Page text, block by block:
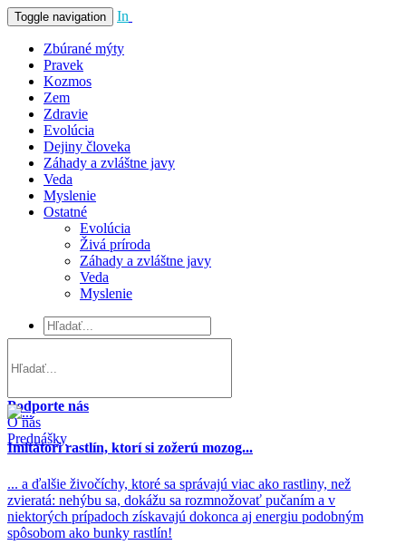
Toggle navigation In
Zbúrané mýty
Pravek
Kozmos
Zem
Zdravie
Evolúcia
Dejiny človeka
Záhady a zvláštne javy
Veda
Myslenie
Ostatné
Evolúcia
Živá príroda
Záhady a zvláštne javy
Veda
Myslenie
Podporte nás
O nás
Prednášky
Imitátori rastlín, ktorí si zožerú mozog...
... a ďalšie živočíchy, ktoré sa správajú viac ako rastliny, než
zvieratá: nehýbu sa, dokážu sa rozmnožovať pučaním a v
niektorých prípadoch získavajú dokonca aj energiu podobným
spôsobom ako bunky rastlín!